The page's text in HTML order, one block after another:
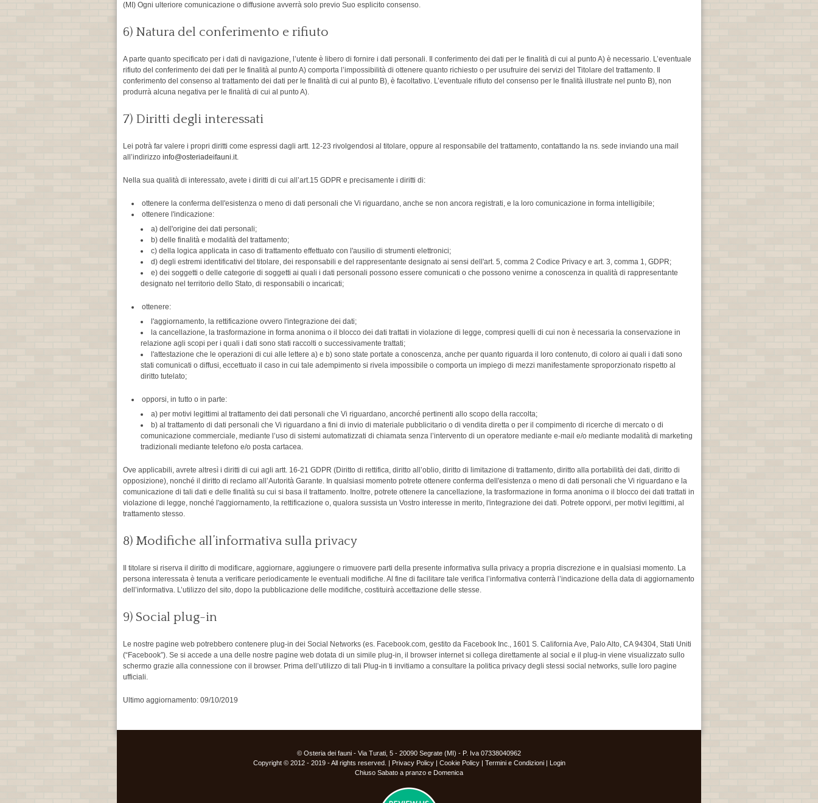
(MI) Ogni ulteriore comunicazione o diffusione avverrà solo previo Suo esplicito consenso.
6) Natura del conferimento e rifiuto
A parte quanto specificato per i dati di navigazione, l’utente è libero di fornire i dati personali. Il conferimento dei dati per le finalità di cui al punto A) è necessario. L’eventuale
rifiuto del conferimento dei dati per le finalità al punto A) comporta l’impossibilità di ottenere quanto richiesto o per usufruire dei servizi del Titolare del trattamento. Il
conferimento del consenso al trattamento dei dati per le finalità di cui al punto B), è facoltativo. L’eventuale rifiuto del consenso per le finalità illustrate nel punto B), non
produrrà alcuna negativa per le finalità di cui al punto A).
7) Diritti degli interessati
Lei potrà far valere i propri diritti come espressi dagli artt. 12-23 rivolgendosi al titolare, oppure al responsabile del trattamento, contattando la ns. sede inviando una mail
all’indirizzo info@osteriadeifauni.it.
Nella sua qualità di interessato, avete i diritti di cui all’art.15 GDPR e precisamente i diritti di:
ottenere la conferma dell'esistenza o meno di dati personali che Vi riguardano, anche se non ancora registrati, e la loro comunicazione in forma intelligibile;
ottenere l'indicazione:
a) dell'origine dei dati personali;
b) delle finalità e modalità del trattamento;
c) della logica applicata in caso di trattamento effettuato con l'ausilio di strumenti elettronici;
d) degli estremi identificativi del titolare, dei responsabili e del rappresentante designato ai sensi dell'art. 5, comma 2 Codice Privacy e art. 3, comma 1, GDPR;
e) dei soggetti o delle categorie di soggetti ai quali i dati personali possono essere comunicati o che possono venirne a conoscenza in qualità di rappresentante
designato nel territorio dello Stato, di responsabili o incaricati;
ottenere:
l'aggiornamento, la rettificazione ovvero l'integrazione dei dati;
la cancellazione, la trasformazione in forma anonima o il blocco dei dati trattati in violazione di legge, compresi quelli di cui non è necessaria la conservazione in
relazione agli scopi per i quali i dati sono stati raccolti o successivamente trattati;
l'attestazione che le operazioni di cui alle lettere a) e b) sono state portate a conoscenza, anche per quanto riguarda il loro contenuto, di coloro ai quali i dati sono
stati comunicati o diffusi, eccettuato il caso in cui tale adempimento si rivela impossibile o comporta un impiego di mezzi manifestamente sproporzionato rispetto al
diritto tutelato;
opporsi, in tutto o in parte:
a) per motivi legittimi al trattamento dei dati personali che Vi riguardano, ancorché pertinenti allo scopo della raccolta;
b) al trattamento di dati personali che Vi riguardano a fini di invio di materiale pubblicitario o di vendita diretta o per il compimento di ricerche di mercato o di
comunicazione commerciale, mediante l’uso di sistemi automatizzati di chiamata senza l’intervento di un operatore mediante e-mail e/o mediante modalità di marketing
tradizionali mediante telefono e/o posta cartacea.
Ove applicabili, avrete altresì i diritti di cui agli artt. 16-21 GDPR (Diritto di rettifica, diritto all’oblio, diritto di limitazione di trattamento, diritto alla portabilità dei dati, diritto di
opposizione), nonché il diritto di reclamo all’Autorità Garante. In qualsiasi momento potrete ottenere conferma dell'esistenza o meno di dati personali che Vi riguardano e la
comunicazione di tali dati e delle finalità su cui si basa il trattamento. Inoltre, potrete ottenere la cancellazione, la trasformazione in forma anonima o il blocco dei dati trattati in
violazione di legge, nonché l'aggiornamento, la rettificazione o, qualora sussista un Vostro interesse in merito, l'integrazione dei dati. Potrete opporvi, per motivi legittimi, al
trattamento stesso.
8) Modifiche all’informativa sulla privacy
Il titolare si riserva il diritto di modificare, aggiornare, aggiungere o rimuovere parti della presente informativa sulla privacy a propria discrezione e in qualsiasi momento. La
persona interessata è tenuta a verificare periodicamente le eventuali modifiche. Al fine di facilitare tale verifica l’informativa conterrà l’indicazione della data di aggiornamento
dell’informativa. L’utilizzo del sito, dopo la pubblicazione delle modifiche, costituirà accettazione delle stesse.
9) Social plug-in
Le nostre pagine web potrebbero contenere plug-in dei Social Networks (es. Facebook.com, gestito da Facebook Inc., 1601 S. California Ave, Palo Alto, CA 94304, Stati Uniti
(“Facebook”). Se si accede a una delle nostre pagine web dotata di un simile plug-in, il browser internet si collega direttamente al social e il plug-in viene visualizzato sullo
schermo grazie alla connessione con il browser. Prima dell’utilizzo di tali Plug-in ti invitiamo a consultare la politica privacy degli stessi social networks, sulle loro pagine
ufficiali.
Ultimo aggiornamento: 09/10/2019
© Osteria dei fauni - Via Turati, 5 - 20090 Segrate (MI) - P. Iva 07338040962
Copyright © 2012 - 2019 - All rights reserved. | Privacy Policy| Cookie Policy| Termini e Condizioni| Login
Chiuso Sabato a pranzo e Domenica